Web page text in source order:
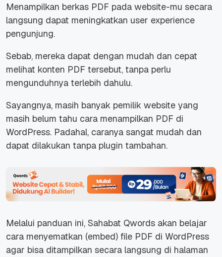
Menampilkan berkas PDF pada website-mu secara
langsung dapat meningkatkan user experience
pengunjung.
Sebab, mereka dapat dengan mudah dan cepat
melihat konten PDF tersebut, tanpa perlu
mengunduhnya terlebih dahulu.
Sayangnya, masih banyak pemilik website yang
masih belum tahu cara menampilkan PDF di
WordPress. Padahal, caranya sangat mudah dan
dapat dilakukan tanpa plugin tambahan.
Melalui panduan ini, Sahabat Qwords akan belajar
cara menyematkan (embed) file PDF di WordPress
agar bisa ditampilkan secara langsung di halaman